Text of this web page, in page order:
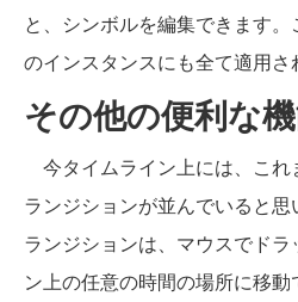
と、シンボルを編集できます
のインスタンスにも全て適用さ
その他の便利な
今タイムライン上には、これ
ランジションが並んでいると
ランジションは、マウスでド
ン上の任意の時間の場所に移